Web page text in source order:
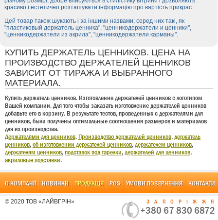
КУПИТЬ ДЕРЖАТЕЛЬ ЦЕННИКОВ. ЦЕНА НА
ПРОИЗВОДСТВО ДЕРЖАТЕЛЕЙ ЦЕННИКОВ
ЗАВИСИТ ОТ ТИРАЖА И ВЫБРАННОГО
МАТЕРИАЛА.
Купить держатель ценников. Изготовление держателей ценников с логотипом
Вашей компании. Для того чтобы заказать изготовление держателей ценников
добавьте его в корзину. В результате тестов, проведенных с держателями для
ценников, были получены оптимальные соотношения размеров и материалов
для их производства.
Держателями для ценников.Производство держателей ценников, держатель
ценников,об изготовлении держателей ценников, держателем ценников,
держателям ценников,подставок под тарелки, держателей для ценников,
акриловые подставки.
красиво і естетично розташувати інформацію про вартість прикрас.
Цей товар також шукають і за іншими назвами; серед них такі, як
"пластиковый держатель ценника", "ценникодержатели и ценники",
"ценникодержатели из акрила", "ценникодержатели карманы".
О КОМПАНІЇ НОВИНКИ ПРОДУКЦІЯ POS УМОВИ ПОВЕРНЕННЯ КОНТАКТИ
© 2020 ТОВ «ЛАЙВГРІН» ЗАПОРІЖЖЯ
+380 67 830 6872